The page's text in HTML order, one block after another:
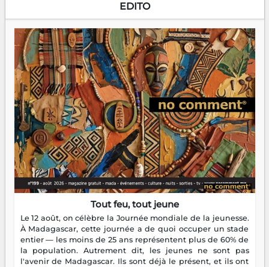
EDITO
Tout feu, tout jeune
Le 12 août, on célèbre la Journée mondiale de la jeunesse.
À Madagascar, cette journée a de quoi occuper un stade
entier — les moins de 25 ans représentent plus de 60% de
la population. Autrement dit, les jeunes ne sont pas
l'avenir de Madagascar. Ils sont déjà le présent, et ils ont